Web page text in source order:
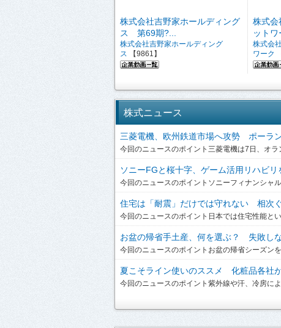
株式会社吉野家ホールディング
ス 第69期?...
株式会社吉野家ホールディング
ス
【9861】
株式会
ットワ
株式会
ワーク
株式ニュース
三菱電機、欧州鉄道市場へ攻勢 ポーラン
今回のニュースのポイント三菱電機は7日、オラ
ソニーFGと桜十字、ゲーム活用リハビリ
今回のニュースのポイントソニーフィナンシャ
住宅は「耐震」だけでは守れない 相次ぐ
今回のニュースのポイント日本では住宅性能と
お盆の帰省手土産、何を選ぶ？ 失敗しな
今回のニュースのポイントお盆の帰省シーズン
夏こそライン使いのススメ 化粧品各社が
今回のニュースのポイント紫外線や汗、冷房に